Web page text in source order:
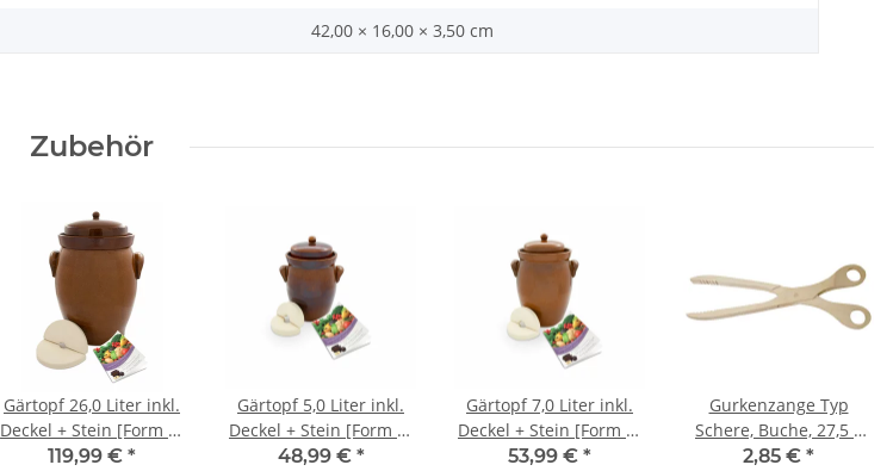
42,00 × 16,00 × 3,50 cm
Zubehör
Gärtopf 26,0 Liter inkl.
Deckel + Stein [Form 2]
braun
119,99 € *
Gärtopf 5,0 Liter inkl.
Deckel + Stein [Form 2]
braun
48,99 € *
Gärtopf 7,0 Liter inkl.
Deckel + Stein [Form 2]
braun
53,99 € *
Gurkenzange Typ
Schere, Buche, 27,5 x
7,0 cm
2,85 € *